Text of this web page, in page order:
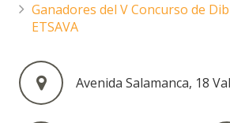
Ganadores del V Concurso de
ETSAVA
Avenida Salamanca, 18